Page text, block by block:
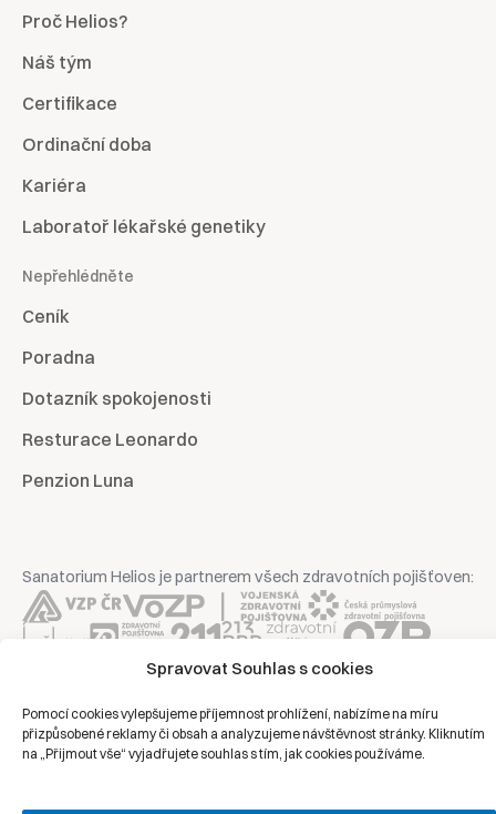
Spravovat Souhlas s cookies
Pomocí cookies vylepšujeme příjemnost prohlížení, nabízíme na míru
přizpůsobené reklamy či obsah a analyzujeme návštěvnost stránky. Kliknutím
na „Přijmout vše“ vyjadřujete souhlas s tím, jak cookies používáme.
Proč Helios?
Náš tým
Certifikace
Ordinační doba
Kariéra
Laboratoř lékařské genetiky
Nepřehlédněte
Ceník
Poradna
Dotazník spokojenosti
Resturace Leonardo
Penzion Luna
Sanatorium Helios je partnerem všech zdravotních pojišťoven:
Ochrana osobních údajů
Právní prohlášení